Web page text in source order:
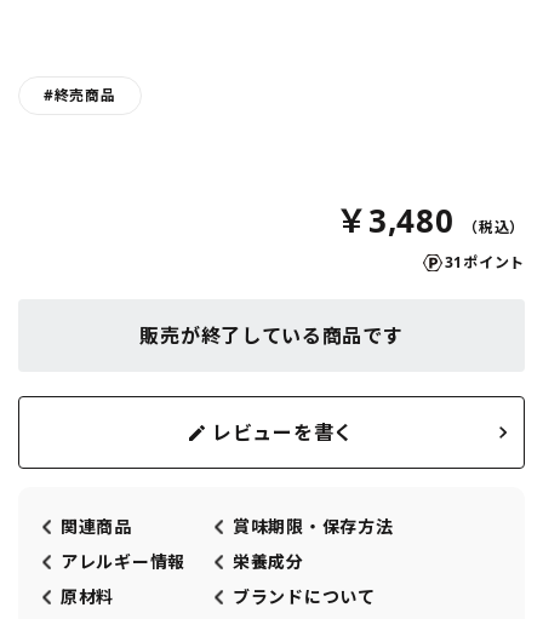
#終売商品
￥3,480
31ポイント
販売が終了している商品です
レビューを書く
関連商品
賞味期限・保存方法
アレルギー情報
栄養成分
原材料
ブランドについて